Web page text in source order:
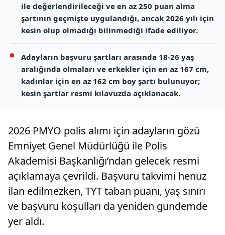
ile değerlendirileceği ve en az 250 puan alma
şartının geçmişte uygulandığı, ancak 2026 yılı için
kesin olup olmadığı bilinmediği ifade ediliyor.
Adayların başvuru şartları arasında 18-26 yaş
aralığında olmaları ve erkekler için en az 167 cm,
kadınlar için en az 162 cm boy şartı bulunuyor;
kesin şartlar resmi kılavuzda açıklanacak.
2026 PMYO polis alımı için adayların gözü
Emniyet Genel Müdürlüğü ile Polis
Akademisi Başkanlığı’ndan gelecek resmi
açıklamaya çevrildi. Başvuru takvimi henüz
ilan edilmezken, TYT taban puanı, yaş sınırı
ve başvuru koşulları da yeniden gündemde
yer aldı.